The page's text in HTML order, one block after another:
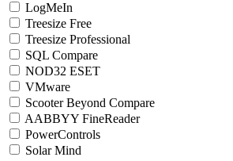
LogMeIn
Treesize Free
Treesize Professional
SQL Compare
NOD32 ESET
VMware
Scooter Beyond Compare
AABBYY FineReader
PowerControls
Solar Mind